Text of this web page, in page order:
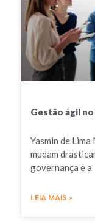
Gestão ágil
Yasmin de
mudam
governança e a
LEIA MAIS »